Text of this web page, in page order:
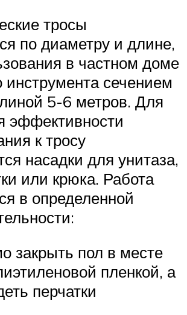
тросы
по диаметру и длине,
в частном доме
инструмента сечением
5-6 метров. Для
эффективности
к тросу
насадки для унитаза,
или крюка. Работа
в определенной
закрыть пол в месте
пленкой, а
перчатки